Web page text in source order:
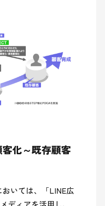
化～既存顧客
いては、「LINE広